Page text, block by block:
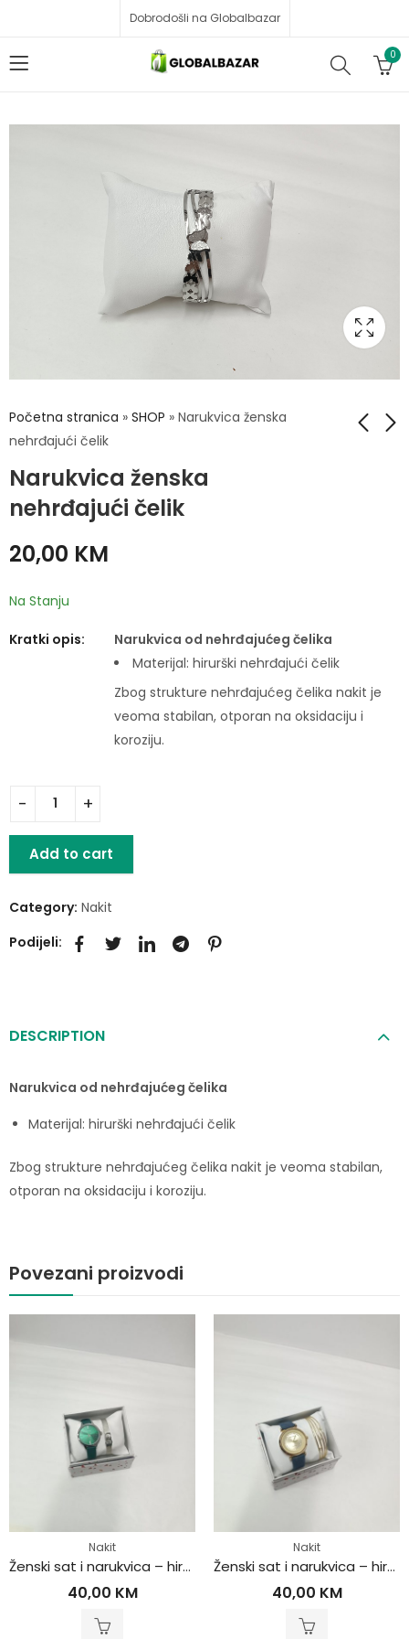
Dobrodošli na Globalbazar
0
Početna stranica » SHOP » Narukvica ženska
nehrđajući čelik
Narukvica ženska
nehrđajući čelik
20,00 KM
Na Stanju
Kratki opis:
Narukvica od nehrđajućeg čelika
Materijal: hirurški nehrđajući čelik
Zbog strukture nehrđajućeg čelika nakit je
veoma stabilan, otporan na oksidaciju i
koroziju.
Add to cart
Category: Nakit
Podijeli:
DESCRIPTION
Narukvica od nehrđajućeg čelika
Materijal: hirurški nehrđajući čelik
Zbog strukture nehrđajućeg čelika nakit je veoma stabilan,
otporan na oksidaciju i koroziju.
Povezani proizvodi
Nakit
Ženski sat i narukvica – hirurški čelik
40,00 KM
Nakit
Ženski sat i narukvica – hirurški čelik
40,00 KM